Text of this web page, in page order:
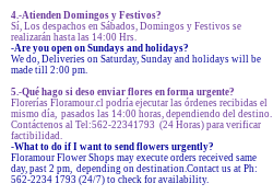
4.-Atienden Domingos y Festivos?
Sí, Los despachos en Sábados, Domingos y Festivos se
realizarán hasta las 14:00 Hrs.
-Are you open on Sundays and holidays?
We do, Deliveries on Saturday, Sunday and holidays will be
made till 2:00 pm.
5.-Qué hago si deso enviar flores en forma urgente?
Florerías Floramour.cl podría ejecutar las órdenes recibidas el
mismo día, pasados las 14:00 horas, dependiendo del destino.
Contáctenos al Tel:562-22341793 (24 Horas) para verificar
factibilidad.
-What to do if I want to send flowers urgently?
Floramour Flower Shops may execute orders received same
day, past 2 pm, depending on destination.Contact us at Ph:
562-2234 1793 (24/7) to check for availability.